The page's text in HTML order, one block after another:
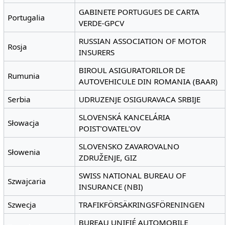
Portugalia
GABINETE PORTUGUES DE CARTA
VERDE-GPCV
Rosja
RUSSIAN ASSOCIATION OF MOTOR
INSURERS
Rumunia
BIROUL ASIGURATORILOR DE
AUTOVEHICULE DIN ROMANIA (BAAR)
Serbia
UDRUZENJE OSIGURAVACA SRBIJE
Słowacja
SLOVENSKÁ KANCELÁRIA
POIST'OVATEL'OV
Słowenia
SLOVENSKO ZAVAROVALNO
ZDRUŽENJE, GIZ
Szwajcaria
SWISS NATIONAL BUREAU OF
INSURANCE (NBI)
Szwecja
TRAFIKFÖRSÄKRINGSFÖRENINGEN
BUREAU UNIFIÉ AUTOMOBILE